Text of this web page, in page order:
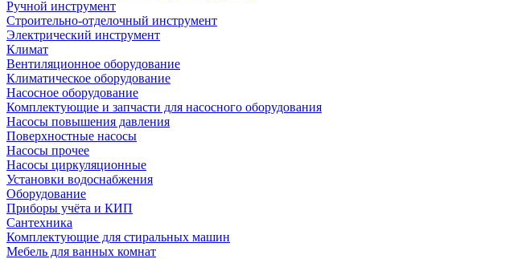
Ручной инструмент
Строительно-отделочный инструмент
Электрический инструмент
Климат
Вентиляционное оборудование
Климатическое оборудование
Насосное оборудование
Комплектующие и запчасти для насосного оборудования
Насосы повышения давления
Поверхностные насосы
Насосы прочее
Насосы циркуляционные
Установки водоснабжения
Оборудование
Приборы учёта и КИП
Сантехника
Комплектующие для стиральных машин
Мебель для ванных комнат